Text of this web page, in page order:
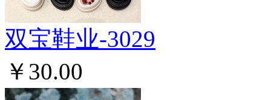
双宝鞋业-3029
￥30.00